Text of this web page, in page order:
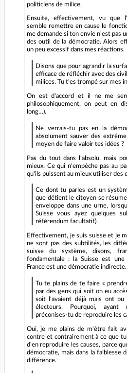
politiciens de milice.
Ensuite, effectivement, vu que
semble remettre en cause le
me demande si ton envie n'est pas
des outil de la démocratie. Alors
un peu excessif dans mes réactions.
Disons que pour agrandir la
efficace de réfléchir avec des
milices. Tu t'es trompé sur mes
On est d'accord et il ne me
philosophiquement, on peut en
long…).
Ne verrais-tu pas en la
absolument sauver des
moyen de faire valoir tes idées ?
Pas du tout dans l'absolu, mais
mieux. Ce qui n'empêche pas au
qu'ils puissent au mieux utiliser des
Ce dont tu parles est un
que détient le citoyen se
enveloppe dans une urne,
Suisse vous ayez quelques
référendum facultatif).
Effectivement, je suis suisse et je
ne sont pas des subtilités, les
suisse du système, disons,
fondamentale : la Suisse est une
France est une démocratie indirecte.
Tu te plains de te faire «
par des gens qui soit on eu
soit l'avaient déjà mais ont
électeurs. Pourquoi, ayant
préconises-tu de reproduire les
Oui, je me plains de m'être fait
contre et contrairement à ce que
d'en reproduire les causes, parce
démocratie, mais dans la faiblesse
différence.